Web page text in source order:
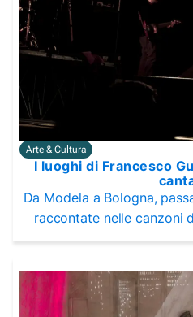
Arte & Cultura
I luoghi di Francesco
Da Modela a Bologna,
raccontate nelle canzoni